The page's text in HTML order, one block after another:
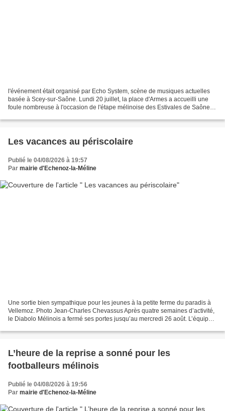
l'événement était organisé par Echo System, scène de musiques actuelles
basée à Scey-sur-Saône. Lundi 20 juillet, la place d'Armes a accueilli une
foule nombreuse à l'occasion de l'étape mélinoise des Estivales de Saône.
Les vacances au périscolaire
Publié le 04/08/2026 à 19:57
Par mairie d'Echenoz-la-Méline
Une sortie bien sympathique pour les jeunes à la petite ferme du paradis à
Vellemoz. Photo Jean-Charles Chevassus Après quatre semaines d’activité,
le Diabolo Mélinois a fermé ses portes jusqu’au mercredi 26 août. L’équipe
L’heure de la reprise a sonné pour les
footballeurs mélinois
Publié le 04/08/2026 à 19:56
Par mairie d'Echenoz-la-Méline